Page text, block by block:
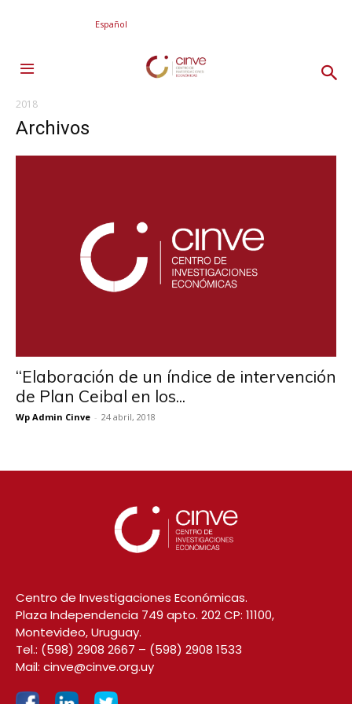
Español
2018
Archivos
“Elaboración de un índice de intervención
de Plan Ceibal en los...
Wp Admin Cinve - 24 abril, 2018
Centro de Investigaciones Económicas.
Plaza Independencia 749 apto. 202 CP: 11100,
Montevideo, Uruguay.
Tel.: (598) 2908 2667 – (598) 2908 1533
Mail: cinve@cinve.org.uy